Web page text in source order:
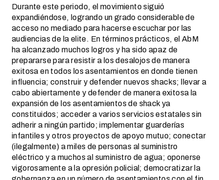
Durante este periodo, el movimiento siguió
expandiéndose, logrando un grado considerable de
acceso no mediado para hacerse escuchar por las
audiencias de la elite. En términos prácticos, el AbM
ha alcanzado muchos logros y ha sido apaz de
prepararse para resistir a los desalojos de manera
exitosa en todos los asentamientos en donde tienen
influencia; construir y defender nuevos shacks; llevar a
cabo abiertamente y defender de manera exitosa la
expansión de los asentamientos de shack ya
constituidos; acceder a varios servicios estatales sin
adherir a ningún partido; implementar guarderías
infantiles y otros proyectos de apoyo mutuo; conectar
(ilegalmente) a miles de personas al suministro
eléctrico y a muchos al suministro de agua; oponerse
vigorosamente a la opresión policial; democratizar la